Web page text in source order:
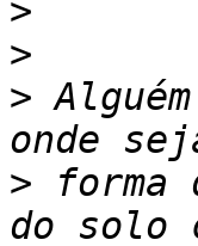
>
>
>
> forma